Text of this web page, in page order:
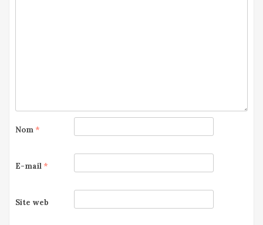
Nom *
E-mail *
Site web